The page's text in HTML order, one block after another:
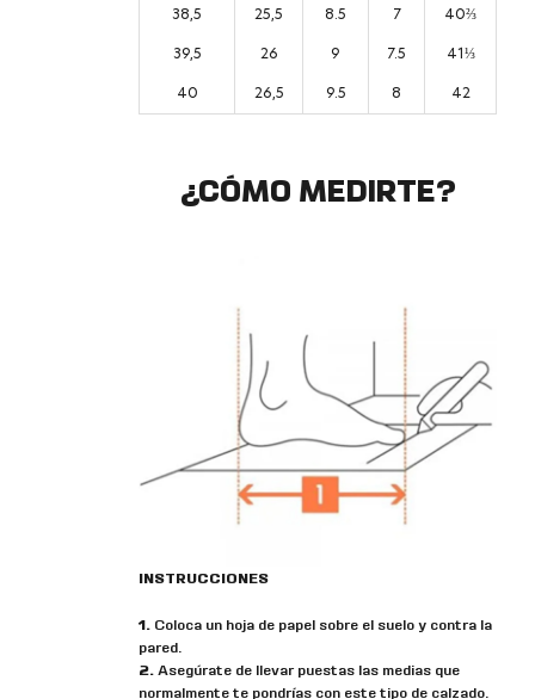
38,5 25,5 8.5 7 40⅔
39,5 26 9 7.5 41⅓
40 26,5 9.5 8 42
¿CÓMO MEDIRTE?
INSTRUCCIONES
1. Coloca un hoja de papel sobre el suelo y contra la
pared.
2. Asegúrate de llevar puestas las medias que
normalmente te pondrías con este tipo de calzado.